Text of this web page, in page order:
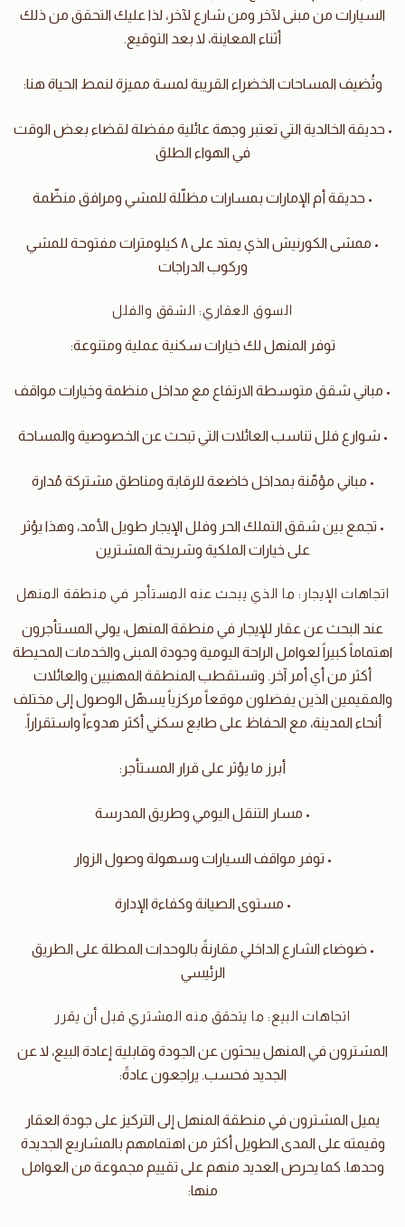
السيارات من مبنى لآخر ومن شارع لآخر، لذا عليك التحقق من ذلك
أثناء المعاينة، لا بعد التوقيع.
وتُضيف المساحات الخضراء القريبة لمسة مميزة لنمط الحياة هنا:
• حديقة الخالدية التي تعتبر وجهة عائلية مفضلة لقضاء بعض الوقت
في الهواء الطلق
• حديقة أم الإمارات بمسارات مظلّلة للمشي ومرافق منظّمة
• ممشى الكورنيش الذي يمتد على ٨ كيلومترات مفتوحة للمشي
وركوب الدراجات
السوق العقاري: الشقق والفلل
توفر المنهل لك خيارات سكنية عملية ومتنوعة:
• مباني شقق متوسطة الارتفاع مع مداخل منظمة وخيارات مواقف
• شوارع فلل تناسب العائلات التي تبحث عن الخصوصية والمساحة
• مباني مؤمّنة بمداخل خاضعة للرقابة ومناطق مشتركة مُدارة
• تجمع بين شقق التملك الحر وفلل الإيجار طويل الأمد، وهذا يؤثر
على خيارات الملكية وشريحة المشترين
اتجاهات الإيجار: ما الذي يبحث عنه المستأجر في منطقة المنهل
عند البحث عن عقار للإيجار في منطقة المنهل، يولي المستأجرون
اهتماماً كبيراً لعوامل الراحة اليومية وجودة المبنى والخدمات المحيطة
أكثر من أي أمر آخر. وتستقطب المنطقة المهنيين والعائلات
والمقيمين الذين يفضلون موقعاً مركزياً يسهّل الوصول إلى مختلف
أنحاء المدينة، مع الحفاظ على طابع سكني أكثر هدوءاً واستقراراً.
أبرز ما يؤثر على قرار المستأجر:
• مسار التنقل اليومي وطريق المدرسة
• توفر مواقف السيارات وسهولة وصول الزوار
• مستوى الصيانة وكفاءة الإدارة
• ضوضاء الشارع الداخلي مقارنةً بالوحدات المطلة على الطريق
الرئيسي
اتجاهات البيع: ما يتحقق منه المشتري قبل أن يقرر
المشترون في المنهل يبحثون عن الجودة وقابلية إعادة البيع، لا عن
الجديد فحسب. يراجعون عادةً:
يميل المشترون في منطقة المنهل إلى التركيز على جودة العقار
وقيمته على المدى الطويل أكثر من اهتمامهم بالمشاريع الجديدة
وحدها. كما يحرص العديد منهم على تقييم مجموعة من العوامل
منها: